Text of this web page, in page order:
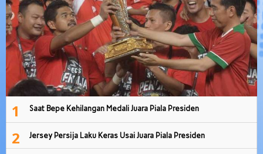
1 Saat Bepe Kehilangan Medali Juara Piala Presiden
2 Jersey Persija Laku Keras Usai Juara Piala Presiden